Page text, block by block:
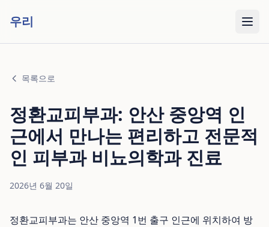
우리
목록으로
정환교피부과: 안산 중앙역 인
근에서 만나는 편리하고 전문적
인 피부과 비뇨의학과 진료
2026년 6월 20일
정환교피부과는 안산 중앙역 1번 출구 인근에 위치하여 방